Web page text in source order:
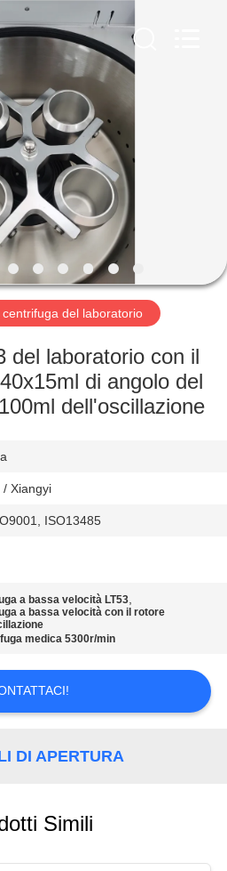
del laboratorio
del laboratorio con il
di angolo del
dell'oscillazione
/ Xiangyi
ISO13485
a bassa velocità LT53,
a bassa velocità con il rotore
medica 5300r/min
DI APERTURA
Simili